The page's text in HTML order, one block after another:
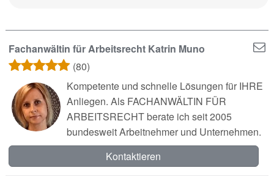
Fachanwältin für Arbeitsrecht Katrin Muno
(80)
Kompetente und schnelle Lösungen für IHRE
Anliegen. Als FACHANWÄLTIN FÜR
ARBEITSRECHT berate ich seit 2005
bundesweit Arbeitnehmer und Unternehmen.
Kontaktieren